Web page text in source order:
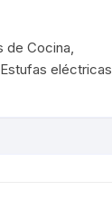
de Cocina
Estufas eléctricas